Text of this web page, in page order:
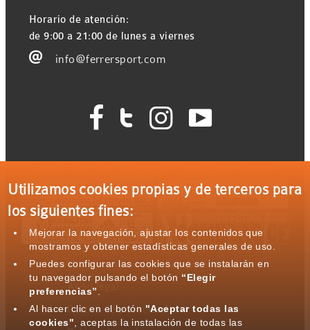
Horario de atención:
de 9:00 a 21:00 de lunes a viernes
 info@ferrersport.com
   
Aviso legal
Política de privacidad
Utilizamos cookies propias y de terceros para
los siguientes fines:
Mejorar la navegación, ajustar los contenidos que
mostramos y obtener estadísticas generales de uso.
Puedes configurar las cookies que se instalarán en
tu navegador pulsando el botón “Elegir
preferencias”
Al hacer clic en el botón "Aceptar todas las
cookies" , aceptas la instalación de todas las